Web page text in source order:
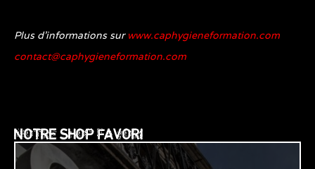
Plus d’informations sur www.caphygieneformation.com
contact@caphygieneformation.com
NOTRE SHOP FAVORI